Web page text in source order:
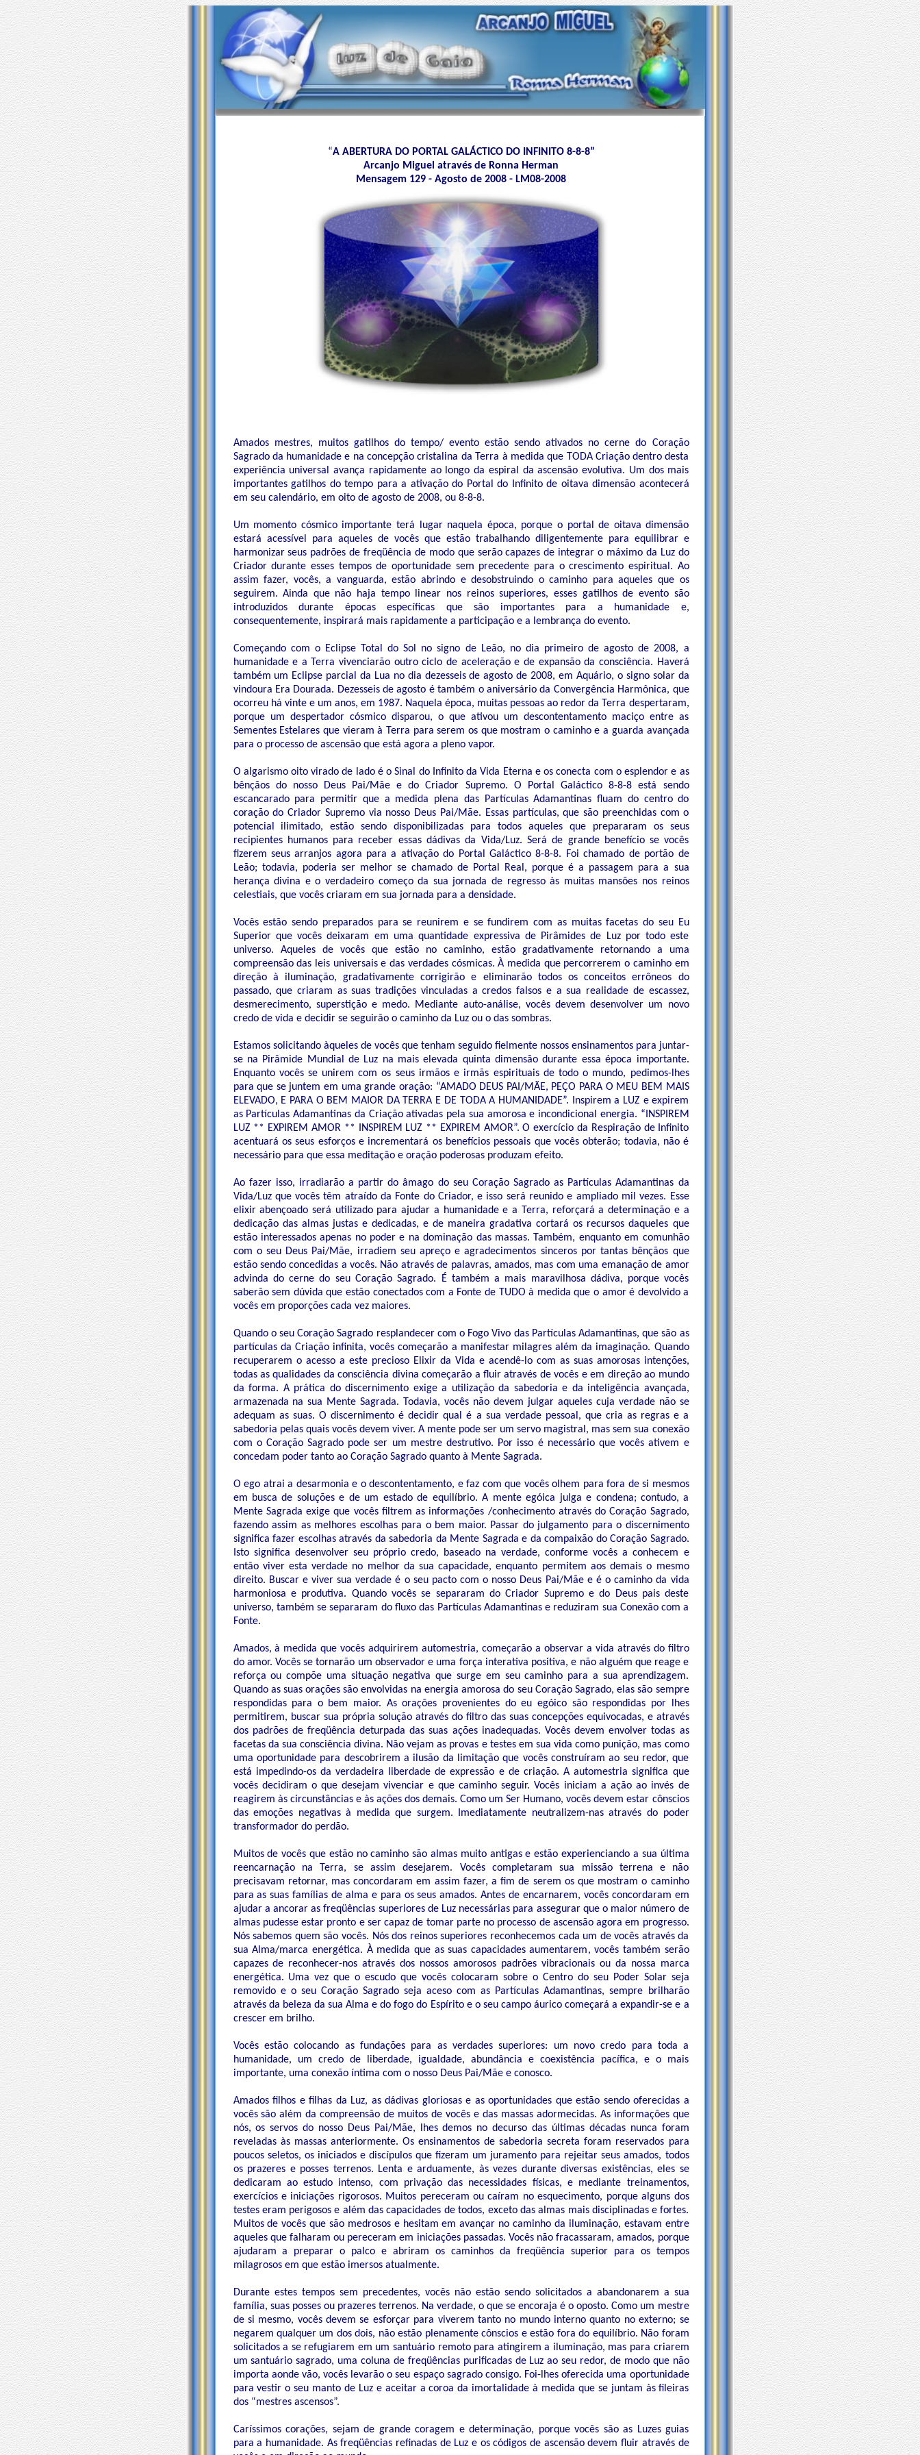
“A ABERTURA DO PORTAL GALÁCTICO DO INFINITO 8-8-8”
Arcanjo Miguel através de Ronna Herman
Mensagem 129 - Agosto de 2008 - LM08-2008
Amados mestres, muitos gatilhos do tempo/ evento estão sendo ativados no cerne do Coração
Sagrado da humanidade e na concepção cristalina da Terra à medida que TODA Criação dentro desta
experiência universal avança rapidamente ao longo da espiral da ascensão evolutiva. Um dos mais
importantes gatilhos do tempo para a ativação do Portal do Infinito de oitava dimensão acontecerá
em seu calendário, em oito de agosto de 2008, ou 8-8-8.
Um momento cósmico importante terá lugar naquela época, porque o portal de oitava dimensão
estará acessível para aqueles de vocês que estão trabalhando diligentemente para equilibrar e
harmonizar seus padrões de freqüência de modo que serão capazes de integrar o máximo da Luz do
Criador durante esses tempos de oportunidade sem precedente para o crescimento espiritual. Ao
assim fazer, vocês, a vanguarda, estão abrindo e desobstruindo o caminho para aqueles que os
seguirem. Ainda que não haja tempo linear nos reinos superiores, esses gatilhos de evento são
introduzidos durante épocas específicas que são importantes para a humanidade e,
consequentemente, inspirará mais rapidamente a participação e a lembrança do evento.
Começando com o Eclipse Total do Sol no signo de Leão, no dia primeiro de agosto de 2008, a
humanidade e a Terra vivenciarão outro ciclo de aceleração e de expansão da consciência. Haverá
também um Eclipse parcial da Lua no dia dezesseis de agosto de 2008, em Aquário, o signo solar da
vindoura Era Dourada. Dezesseis de agosto é também o aniversário da Convergência Harmônica, que
ocorreu há vinte e um anos, em 1987. Naquela época, muitas pessoas ao redor da Terra despertaram,
porque um despertador cósmico disparou, o que ativou um descontentamento maciço entre as
Sementes Estelares que vieram à Terra para serem os que mostram o caminho e a guarda avançada
para o processo de ascensão que está agora a pleno vapor.
O algarismo oito virado de lado é o Sinal do Infinito da Vida Eterna e os conecta com o esplendor e as
bênçãos do nosso Deus Pai/Mãe e do Criador Supremo. O Portal Galáctico 8-8-8 está sendo
escancarado para permitir que a medida plena das Partículas Adamantinas fluam do centro do
coração do Criador Supremo via nosso Deus Pai/Mãe. Essas partículas, que são preenchidas com o
potencial ilimitado, estão sendo disponibilizadas para todos aqueles que prepararam os seus
recipientes humanos para receber essas dádivas da Vida/Luz. Será de grande benefício se vocês
fizerem seus arranjos agora para a ativação do Portal Galáctico 8-8-8. Foi chamado de portão de
Leão; todavia, poderia ser melhor se chamado de Portal Real, porque é a passagem para a sua
herança divina e o verdadeiro começo da sua jornada de regresso às muitas mansões nos reinos
celestiais, que vocês criaram em sua jornada para a densidade.
Vocês estão sendo preparados para se reunirem e se fundirem com as muitas facetas do seu Eu
Superior que vocês deixaram em uma quantidade expressiva de Pirâmides de Luz por todo este
universo. Aqueles de vocês que estão no caminho, estão gradativamente retornando a uma
compreensão das leis universais e das verdades cósmicas. À medida que percorrerem o caminho em
direção à iluminação, gradativamente corrigirão e eliminarão todos os conceitos errôneos do
passado, que criaram as suas tradições vinculadas a credos falsos e a sua realidade de escassez,
desmerecimento, superstição e medo. Mediante auto-análise, vocês devem desenvolver um novo
credo de vida e decidir se seguirão o caminho da Luz ou o das sombras.
Estamos solicitando àqueles de vocês que tenham seguido fielmente nossos ensinamentos para juntar-
se na Pirâmide Mundial de Luz na mais elevada quinta dimensão durante essa época importante.
Enquanto vocês se unirem com os seus irmãos e irmãs espirituais de todo o mundo, pedimos-lhes
para que se juntem em uma grande oração: “AMADO DEUS PAI/MÃE, PEÇO PARA O MEU BEM MAIS
ELEVADO, E PARA O BEM MAIOR DA TERRA E DE TODA A HUMANIDADE”. Inspirem a LUZ e expirem
as Partículas Adamantinas da Criação ativadas pela sua amorosa e incondicional energia. “INSPIREM
LUZ ** EXPIREM AMOR ** INSPIREM LUZ ** EXPIREM AMOR”. O exercício da Respiração de Infinito
acentuará os seus esforços e incrementará os benefícios pessoais que vocês obterão; todavia, não é
necessário para que essa meditação e oração poderosas produzam efeito.
Ao fazer isso, irradiarão a partir do âmago do seu Coração Sagrado as Partículas Adamantinas da
Vida/Luz que vocês têm atraído da Fonte do Criador, e isso será reunido e ampliado mil vezes. Esse
elixir abençoado será utilizado para ajudar a humanidade e a Terra, reforçará a determinação e a
dedicação das almas justas e dedicadas, e de maneira gradativa cortará os recursos daqueles que
estão interessados apenas no poder e na dominação das massas. Também, enquanto em comunhão
com o seu Deus Pai/Mãe, irradiem seu apreço e agradecimentos sinceros por tantas bênçãos que
estão sendo concedidas a vocês. Não através de palavras, amados, mas com uma emanação de amor
advinda do cerne do seu Coração Sagrado. É também a mais maravilhosa dádiva, porque vocês
saberão sem dúvida que estão conectados com a Fonte de TUDO à medida que o amor é devolvido a
vocês em proporções cada vez maiores.
Quando o seu Coração Sagrado resplandecer com o Fogo Vivo das Partículas Adamantinas, que são as
partículas da Criação infinita, vocês começarão a manifestar milagres além da imaginação. Quando
recuperarem o acesso a este precioso Elixir da Vida e acendê-lo com as suas amorosas intenções,
todas as qualidades da consciência divina começarão a fluir através de vocês e em direção ao mundo
da forma. A prática do discernimento exige a utilização da sabedoria e da inteligência avançada,
armazenada na sua Mente Sagrada. Todavia, vocês não devem julgar aqueles cuja verdade não se
adequam as suas. O discernimento é decidir qual é a sua verdade pessoal, que cria as regras e a
sabedoria pelas quais vocês devem viver. A mente pode ser um servo magistral, mas sem sua conexão
com o Coração Sagrado pode ser um mestre destrutivo. Por isso é necessário que vocês ativem e
concedam poder tanto ao Coração Sagrado quanto à Mente Sagrada.
O ego atrai a desarmonia e o descontentamento, e faz com que vocês olhem para fora de si mesmos
em busca de soluções e de um estado de equilíbrio. A mente egóica julga e condena; contudo, a
Mente Sagrada exige que vocês filtrem as informações /conhecimento através do Coração Sagrado,
fazendo assim as melhores escolhas para o bem maior. Passar do julgamento para o discernimento
significa fazer escolhas através da sabedoria da Mente Sagrada e da compaixão do Coração Sagrado.
Isto significa desenvolver seu próprio credo, baseado na verdade, conforme vocês a conhecem e
então viver esta verdade no melhor da sua capacidade, enquanto permitem aos demais o mesmo
direito. Buscar e viver sua verdade é o seu pacto com o nosso Deus Pai/Mãe e é o caminho da vida
harmoniosa e produtiva. Quando vocês se separaram do Criador Supremo e do Deus pais deste
universo, também se separaram do fluxo das Partículas Adamantinas e reduziram sua Conexão com a
Fonte.
Amados, à medida que vocês adquirirem automestria, começarão a observar a vida através do filtro
do amor. Vocês se tornarão um observador e uma força interativa positiva, e não alguém que reage e
reforça ou compõe uma situação negativa que surge em seu caminho para a sua aprendizagem.
Quando as suas orações são envolvidas na energia amorosa do seu Coração Sagrado, elas são sempre
respondidas para o bem maior. As orações provenientes do eu egóico são respondidas por lhes
permitirem, buscar sua própria solução através do filtro das suas concepções equivocadas, e através
dos padrões de freqüência deturpada das suas ações inadequadas. Vocês devem envolver todas as
facetas da sua consciência divina. Não vejam as provas e testes em sua vida como punição, mas como
uma oportunidade para descobrirem a ilusão da limitação que vocês construíram ao seu redor, que
está impedindo-os da verdadeira liberdade de expressão e de criação. A automestria significa que
vocês decidiram o que desejam vivenciar e que caminho seguir. Vocês iniciam a ação ao invés de
reagirem às circunstâncias e às ações dos demais. Como um Ser Humano, vocês devem estar cônscios
das emoções negativas à medida que surgem. Imediatamente neutralizem-nas através do poder
transformador do perdão.
Muitos de vocês que estão no caminho são almas muito antigas e estão experienciando a sua última
reencarnação na Terra, se assim desejarem. Vocês completaram sua missão terrena e não
precisavam retornar, mas concordaram em assim fazer, a fim de serem os que mostram o caminho
para as suas famílias de alma e para os seus amados. Antes de encarnarem, vocês concordaram em
ajudar a ancorar as freqüências superiores de Luz necessárias para assegurar que o maior número de
almas pudesse estar pronto e ser capaz de tomar parte no processo de ascensão agora em progresso.
Nós sabemos quem são vocês. Nós dos reinos superiores reconhecemos cada um de vocês através da
sua Alma/marca energética. À medida que as suas capacidades aumentarem, vocês também serão
capazes de reconhecer-nos através dos nossos amorosos padrões vibracionais ou da nossa marca
energética. Uma vez que o escudo que vocês colocaram sobre o Centro do seu Poder Solar seja
removido e o seu Coração Sagrado seja aceso com as Partículas Adamantinas, sempre brilharão
através da beleza da sua Alma e do fogo do Espírito e o seu campo áurico começará a expandir-se e a
crescer em brilho.
Vocês estão colocando as fundações para as verdades superiores: um novo credo para toda a
humanidade, um credo de liberdade, igualdade, abundância e coexistência pacífica, e o mais
importante, uma conexão íntima com o nosso Deus Pai/Mãe e conosco.
Amados filhos e filhas da Luz, as dádivas gloriosas e as oportunidades que estão sendo oferecidas a
vocês são além da compreensão de muitos de vocês e das massas adormecidas. As informações que
nós, os servos do nosso Deus Pai/Mãe, lhes demos no decurso das últimas décadas nunca foram
reveladas às massas anteriormente. Os ensinamentos de sabedoria secreta foram reservados para
poucos seletos, os iniciados e discípulos que fizeram um juramento para rejeitar seus amados, todos
os prazeres e posses terrenos. Lenta e arduamente, às vezes durante diversas existências, eles se
dedicaram ao estudo intenso, com privação das necessidades físicas, e mediante treinamentos,
exercícios e iniciações rigorosos. Muitos pereceram ou caíram no esquecimento, porque alguns dos
testes eram perigosos e além das capacidades de todos, exceto das almas mais disciplinadas e fortes.
Muitos de vocês que são medrosos e hesitam em avançar no caminho da iluminação, estavam entre
aqueles que falharam ou pereceram em iniciações passadas. Vocês não fracassaram, amados, porque
ajudaram a preparar o palco e abriram os caminhos da freqüência superior para os tempos
milagrosos em que estão imersos atualmente.
Durante estes tempos sem precedentes, vocês não estão sendo solicitados a abandonarem a sua
família, suas posses ou prazeres terrenos. Na verdade, o que se encoraja é o oposto. Como um mestre
de si mesmo, vocês devem se esforçar para viverem tanto no mundo interno quanto no externo; se
negarem qualquer um dos dois, não estão plenamente cônscios e estão fora do equilíbrio. Não foram
solicitados a se refugiarem em um santuário remoto para atingirem a iluminação, mas para criarem
um santuário sagrado, uma coluna de freqüências purificadas de Luz ao seu redor, de modo que não
importa aonde vão, vocês levarão o seu espaço sagrado consigo. Foi-lhes oferecida uma oportunidade
para vestir o seu manto de Luz e aceitar a coroa da imortalidade à medida que se juntam às fileiras
dos “mestres ascensos”.
Caríssimos corações, sejam de grande coragem e determinação, porque vocês são as Luzes guias
para a humanidade. As freqüências refinadas de Luz e os códigos de ascensão devem fluir através de